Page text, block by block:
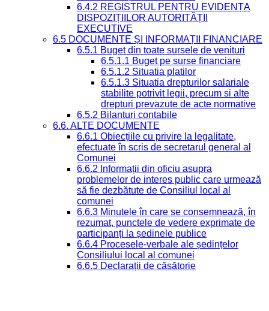
6.4.2 REGISTRUL PENTRU EVIDENȚA
DISPOZIȚIILOR AUTORITĂȚII
EXECUTIVE
6.5 DOCUMENTE ȘI INFORMAȚII FINANCIARE
6.5.1 Buget din toate sursele de venituri
6.5.1.1 Buget pe surse financiare
6.5.1.2 Situatia platilor
6.5.1.3 Situatia drepturilor salariale
stabilite potrivit legii, precum si alte
drepturi prevazute de acte normative
6.5.2 Bilanturi contabile
6.6. ALTE DOCUMENTE
6.6.1 Obiecțiile cu privire la legalitate,
efectuate în scris de secretarul general al
Comunei
6.6.2 Informații din oficiu asupra
problemelor de interes public care urmează
să fie dezbătute de Consiliul local al
comunei
6.6.3 Minutele în care se consemnează, în
rezumat, punctele de vedere exprimate de
participanți la ședinele publice
6.6.4 Procesele-verbale ale ședințelor
Consiliului local al comunei
6.6.5 Declarații de căsătorie